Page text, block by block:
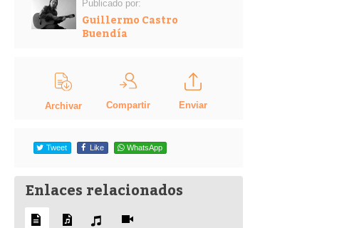
Publicado por:
Guillermo Castro
Buendía
Archivar Compartir Enviar
Tweet Like WhatsApp
Enlaces relacionados